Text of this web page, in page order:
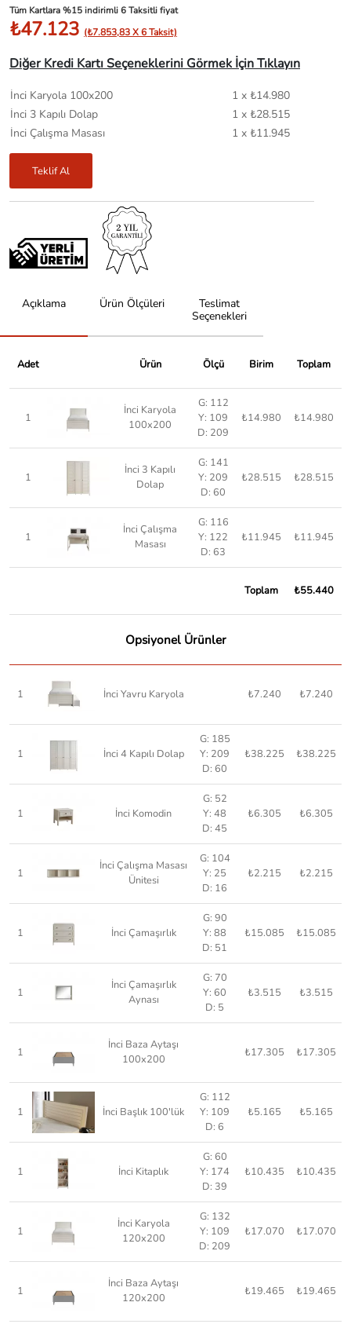
Tüm Kartlara %15 indirimli 6 Taksitli fiyat
₺47.123 (₺7.853,83 X 6 Taksit)
Diğer Kredi Kartı Seçeneklerini Görmek İçin Tıklayın
İnci Karyola 100x200
1 x ₺14.980
İnci 3 Kapılı Dolap
1 x ₺28.515
İnci Çalışma Masası
1 x ₺11.945
Teklif Al
Açıklama Ürün Ölçüleri
Teslimat
Seçenekleri
Adet Ürün Ölçü Birim Toplam
1
İnci Karyola
100x200
G: 112
Y: 109
D: 209
₺14.980 ₺14.980
1
İnci 3 Kapılı
Dolap
G: 141
Y: 209
D: 60
₺28.515 ₺28.515
1
İnci Çalışma
Masası
G: 116
Y: 122
D: 63
₺11.945 ₺11.945
Toplam ₺55.440
Opsiyonel Ürünler
1 İnci Yavru Karyola ₺7.240 ₺7.240
1 İnci 4 Kapılı Dolap
G: 185
Y: 209
D: 60
₺38.225 ₺38.225
1 İnci Komodin
G: 52
Y: 48
D: 45
₺6.305 ₺6.305
1
İnci Çalışma Masası
Ünitesi
G: 104
Y: 25
D: 16
₺2.215 ₺2.215
1 İnci Çamaşırlık
G: 90
Y: 88
D: 51
₺15.085 ₺15.085
1
İnci Çamaşırlık
Aynası
G: 70
Y: 60
D: 5
₺3.515 ₺3.515
1
İnci Baza Aytaşı
100x200
₺17.305 ₺17.305
1 İnci Başlık 100'lük
G: 112
Y: 109
D: 6
₺5.165 ₺5.165
1 İnci Kitaplık
G: 60
Y: 174
D: 39
₺10.435 ₺10.435
1
İnci Karyola
120x200
G: 132
Y: 109
D: 209
₺17.070 ₺17.070
1
İnci Baza Aytaşı
120x200
₺19.465 ₺19.465